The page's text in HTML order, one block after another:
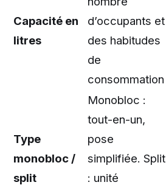
Capacité en
litres
d’occupants et
des habitudes
de
consommation
Type
monobloc /
split
Monobloc :
tout-en-un,
pose
simplifiée. Split
: unité